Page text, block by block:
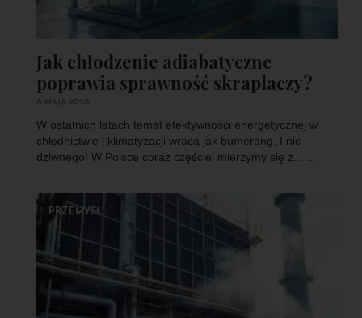
Jak chłodzenie adiabatyczne
poprawia sprawność skraplaczy?
W ostatnich latach temat efektywności energetycznej w
chłodnictwie i klimatyzacji wraca jak bumerang. I nic
dziwnego! W Polsce coraz częściej mierzymy się z... ...
PRZEMYSŁ